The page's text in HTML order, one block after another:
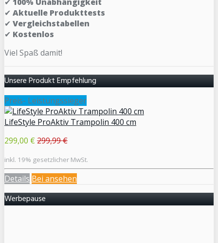
✔ Aktuelle Produkttests
✔ Vergleichstabellen
✔ Kostenlos
Viel Spaß damit!
Unsere Produkt Empfehlung
Preis- Leistungssieger
LifeStyle ProAktiv Trampolin 400 cm
299,00 € 299,99 €
inkl. 19% gesetzlicher MwSt.
Details Bei ansehen
Werbepause